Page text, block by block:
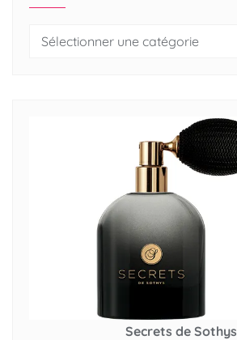
Secrets de Sothys